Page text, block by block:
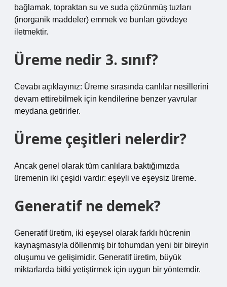
bağlamak, topraktan su ve suda çözünmüş tuzları
(inorganik maddeler) emmek ve bunları gövdeye
iletmektir.
Üreme nedir 3. sınıf?
Cevabı açıklayınız: Üreme sırasında canlılar nesillerini
devam ettirebilmek için kendilerine benzer yavrular
meydana getirirler.
Üreme çeşitleri nelerdir?
Ancak genel olarak tüm canlılara baktığımızda
üremenin iki çeşidi vardır: eşeyli ve eşeysiz üreme.
Generatif ne demek?
Generatif üretim, iki eşeysel olarak farklı hücrenin
kaynaşmasıyla döllenmiş bir tohumdan yeni bir bireyin
oluşumu ve gelişimidir. Generatif üretim, büyük
miktarlarda bitki yetiştirmek için uygun bir yöntemdir.